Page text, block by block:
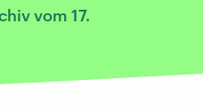
vom 17.